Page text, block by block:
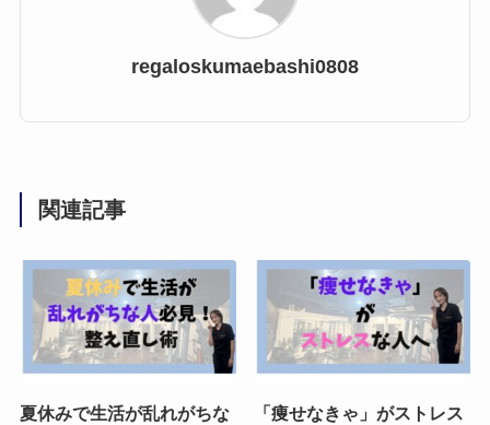
regaloskumaebashi0808
関連記事
夏休みで生活が乱れがちな
「痩せなきゃ」がストレス